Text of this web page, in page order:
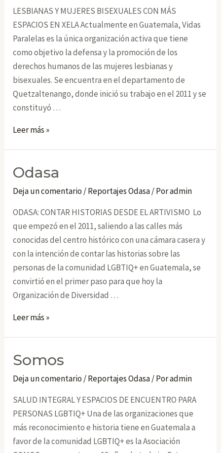
LESBIANAS Y MUJERES BISEXUALES CON MÁS
ESPACIOS EN XELA Actualmente en Guatemala, Vidas
Paralelas es la única organización activa que tiene
como objetivo la defensa y la promoción de los
derechos humanos de las mujeres lesbianas y
bisexuales. Se encuentra en el departamento de
Quetzaltenango, donde inició su trabajo en el 2011 y se
constituyó …
Vidas
Leer más »
Odasa
Deja un comentario/Reportajes Odasa/ Poradmin
ODASA: CONTAR HISTORIAS DESDE EL ARTIVISMO Lo
que empezó en el 2011, saliendo a las calles más
conocidas del centro histórico con una cámara casera y
con la intención de contar las historias sobre las
personas de la comunidad LGBTIQ+ en Guatemala, se
convirtió en el primer paso para que hoy la
Organización de Diversidad …
Odasa
Leer más »
Somos
Deja un comentario/Reportajes Odasa/ Poradmin
SALUD INTEGRAL Y ESPACIOS DE ENCUENTRO PARA
PERSONAS LGBTIQ+ Una de las organizaciones que
más reconocimiento e historia tiene en Guatemala a
favor de la comunidad LGBTIQ+ es la Asociación